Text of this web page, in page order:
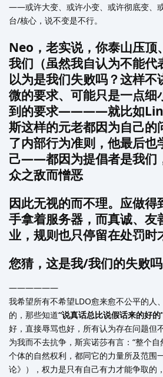
——或许大变、或许小变、或许彻底变、
台/核心，说不变是不行。
Neo，老实说，你泰山压顶
我们（虽然我自认为不能代
以为是我们失败吗？这样不
微的要求、可能只是一点细
到的要求————就比如
斯这样的元老都因为自己的
了内部行为准则，他最后也
己——都因为提倡者是我们
众之敌而憎恶
因此无视的而不理。应做得
手拿着服务器，而真诚、友
业，规则也只停留在处罚时
您猜，这是我/我们的失败
——————
我希望所有不希望LDO愈来愈不公平的人
的，那些知道“说真话总比说假话来的好的
好，直接辱骂也好，所有认为存在问题但
为我而不去抗争，斯宾诺莎有言：“整个
个体的自然权利，都同它的力量所及范围
论》），权力是只有自己有力才能争取的